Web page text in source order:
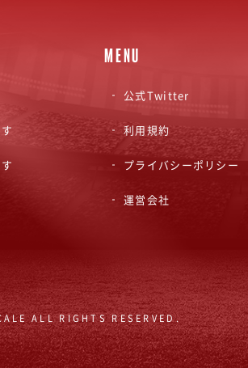
MENU
公式Twitter
利用規約
プライバシーポリシー
運営会社
ALL RIGHTS RESERVED.